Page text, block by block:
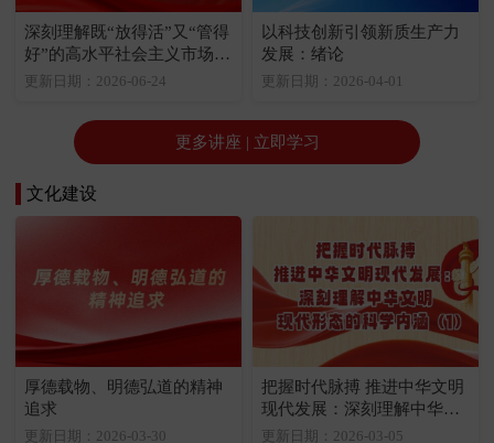
深刻理解既“放得活”又“管得
好”的高水平社会主义市场经
济体制的丰富内涵和重大意
济体制是中国式现代化的重
更新日期：2026-06-24
以科技创新引领新质生产力
发展：绪论
更新日期：2026-04-01
更多讲座 | 立即学习
文化建设
厚德载物、明德弘道的精神
追求
更新日期：2026-03-30
把握时代脉搏 推进中华文明
现代发展：深刻理解中华文
明现代形态的科学内涵（1）
更新日期：2026-03-05